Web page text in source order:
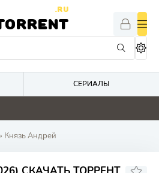
.RU
СЕРИАЛЫ
2 0
Князь Андрей